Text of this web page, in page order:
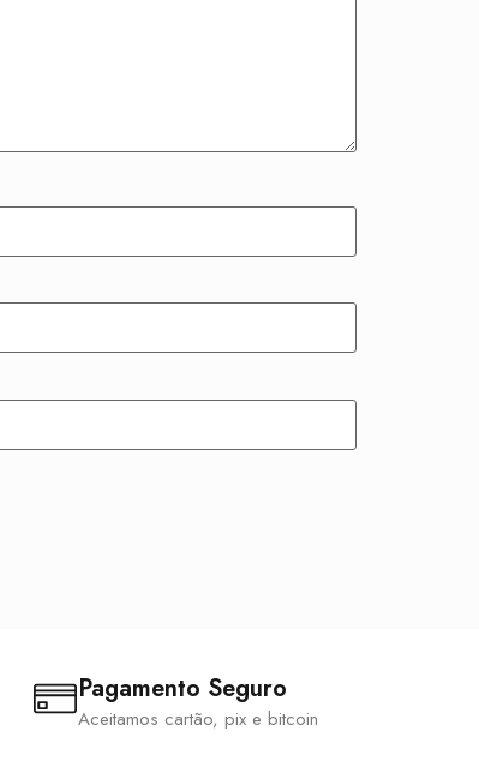
Pagamento Seguro
Aceitamos cartão, pix e bitcoin